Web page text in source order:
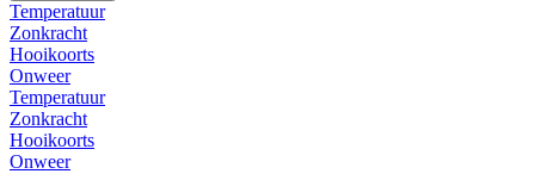
Temperatuur
Zonkracht
Hooikoorts
Onweer
Temperatuur
Zonkracht
Hooikoorts
Onweer